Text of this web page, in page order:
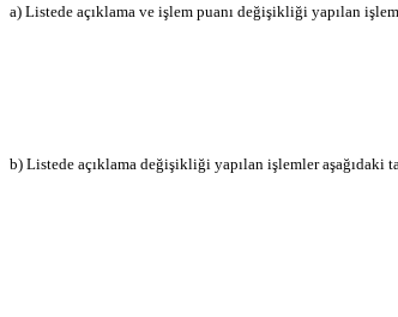
a) Listede açıklama ve işlem puanı değişikliği yapılan
b) Listede açıklama değişikliği yapılan işlemler aşağıdaki